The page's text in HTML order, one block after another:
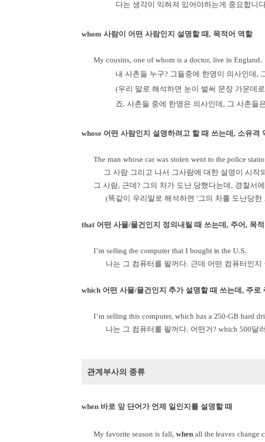
다는 생각이 익혀져 있어야하는게 중요합니
whom 사람이 어떤 사람인지 설명할 때, 목적어 역할
My cousins, one of whom is a doctor, live in England.
내 사촌들 누구? 그들중에 한명이 의사인데,
(우리 말로 해석하면 눈이 벌써 문장 가운데
죠. 사촌들 중에 한명은 의사인데, 그 사촌들
whose 어떤 사람인지 설명하려고 할 때 쓰는데, 소유격
The man whose car was stolen went to the police
그 사람 그리고 나서 그사람에 대한 설명이 시작
그 사람, 근데? 그의 차가 도난 당했다는데, 경찰서
(똑같이 우리말로 해석하면 '그의 차를 도난당
that 어떤 사물/물건인지 정의내릴 때 쓰는데, 주어, 목
I’m selling the computer that I bought in the U.S.
나는 그 컴퓨터를 팔꺼다. 근데 어떤 컴퓨터인
which 어떤 사물/물건인지 추가 설명할 때 쓰는데, 주로
I’m selling this computer, which has a 250-GB hard
나는 그 컴퓨터를 팔꺼다. 어떤거? which 500달
관계부사의 종류
when 바로 앞 단어가 언제 일인지를 설명할 때
My favorite season is fall, whenall the leaves change